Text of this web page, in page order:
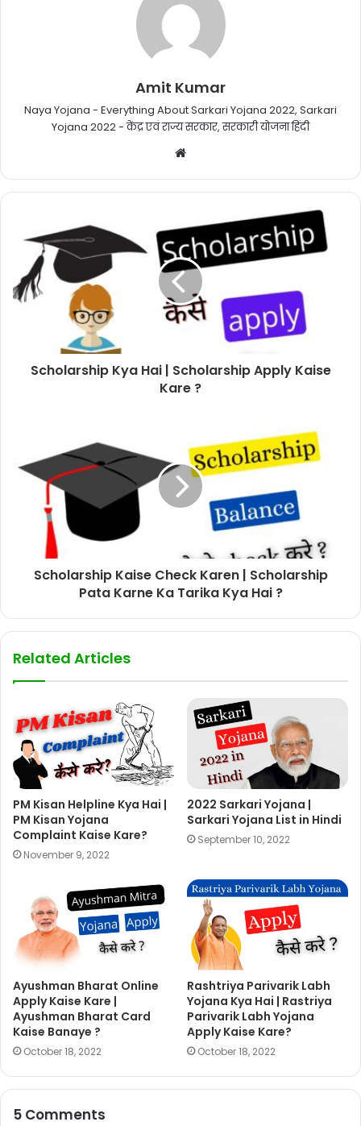
Amit Kumar
Naya Yojana - Everything About Sarkari Yojana 2022, Sarkari
Yojana 2022 - केंद्र एवं राज्य सरकार, सरकारी योजना हिंदी
Website
Scholarship Kya Hai | Scholarship Apply Kaise
Kare ?
Scholarship Kaise Check Karen | Scholarship
Pata Karne Ka Tarika Kya Hai ?
Related Articles
PM Kisan Helpline Kya Hai |
PM Kisan Yojana
Complaint Kaise Kare?
November 9, 2022
2022 Sarkari Yojana |
Sarkari Yojana List in Hindi
September 10, 2022
Ayushman Bharat Online
Apply Kaise Kare |
Ayushman Bharat Card
Kaise Banaye ?
October 18, 2022
Rashtriya Parivarik Labh
Yojana Kya Hai | Rastriya
Parivarik Labh Yojana
Apply Kaise Kare?
October 18, 2022
5 Comments